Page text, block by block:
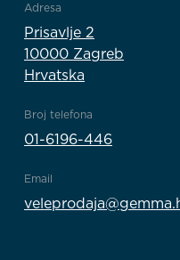
Adresa
Prisavlje 2
10000 Zagreb
Hrvatska
Broj telefona
01-6196-446
Email